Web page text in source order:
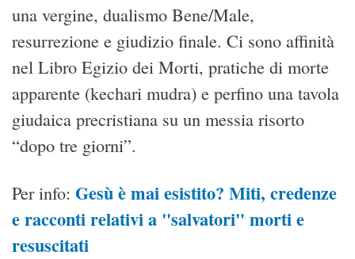
una vergine, dualismo Bene/Male,
resurrezione e giudizio finale. Ci sono affinità
nel Libro Egizio dei Morti, pratiche di morte
apparente (kechari mudra) e perfino una tavola
giudaica precristiana su un messia risorto
“dopo tre giorni”.
Per info: Gesù è mai esistito? Miti, credenze
e racconti relativi a "salvatori" morti e
resuscitati